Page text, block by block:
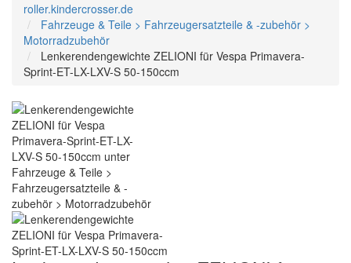
roller.kindercrosser.de
Fahrzeuge & Teile > Fahrzeugersatzteile & -zubehör >
Motorradzubehör
Lenkerendengewichte ZELIONI für Vespa Primavera-
Sprint-ET-LX-LXV-S 50-150ccm